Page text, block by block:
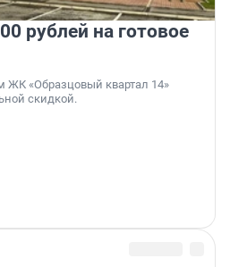
рублей на готовое
ЖК «Образцовый квартал 14»
скидкой.